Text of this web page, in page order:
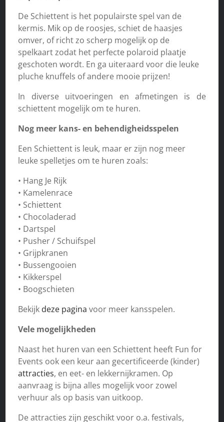
De Schiettent is het populairste spel van de
kermis. Mik op de roosjes, schiet de haasjes
omver, of richt zo scherp mogelijk op de
spelkaart zodat het perfecte polaroid plaatje
geschoten wordt. En ga uiteraard voor die leuke
pluche knuffels of andere mooie prijzen!
In diverse uitvoeringen en afmetingen is de
schiettent mogelijk om te huren.
Nog meer kans- en behendigheidsspelen
Een Schiettent is leuk, maar er zijn nog meer
leuke spelletjes om te huren zoals:
• Hang Je Rijk
• Kamelenrace
• Schiettent
• Chocoladerad
• Dartspel
• Pusher / Schuifspel
• Grijpkranen
• Bussengooien
• Kikkerspel
• Boogschieten
Bekijk deze pagina voor meer kansspelen.
Vele mogelijkheden
Naast het huren van een Schiettent heeft Fun for
Events ook een keur aan gecertificeerde (kinder)
attracties, en eet- en lekkernijkramen. Op
aanvraag is bijna alles mogelijk voor zowel
verhuur als op basis van uitkoop.
De attracties zijn geschikt voor o.a. festivals,